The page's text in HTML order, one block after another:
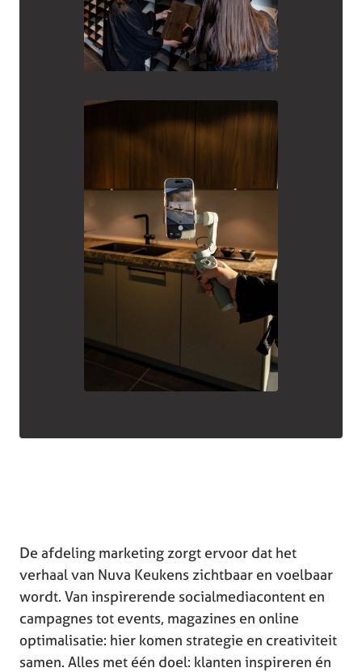
De afdeling marketing zorgt ervoor dat het
verhaal van Nuva Keukens zichtbaar en voelbaar
wordt. Van inspirerende socialmediacontent en
campagnes tot events, magazines en online
optimalisatie: hier komen strategie en creativiteit
samen. Alles met één doel: klanten inspireren én